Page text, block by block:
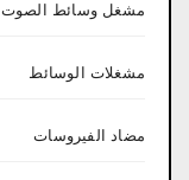
مشغل وسائط الصوت
مشغلات الوسائط
مضاد الفيروسات